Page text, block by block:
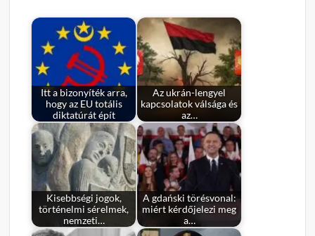
Itt a bizonyíték arra,
hogy az EU totális
diktatúrát épít
Az ukrán-lengyel
kapcsolatok válsága és
az…
Kisebbségi jogok,
történelmi sérelmek,
nemzeti…
A gdański törésvonal:
miért kérdőjelezi meg
a…